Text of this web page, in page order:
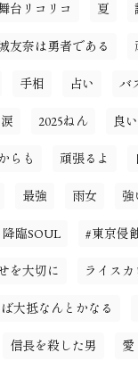
台リコリコ 夏
友奈は勇者である
手相 占い バ
2025ねん 良
らも 頑張るよ
最強 雨女 強
降臨SOUL #東京侵
を大切に ライスカ
大抵なんとかなる
信長を殺した男 愛